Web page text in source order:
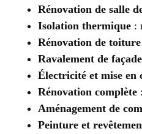
Rénovation de salle
Isolation thermique :
Rénovation de toiture
Ravalement de façade
Électricité et mise en
Rénovation complète
Aménagement de
Peinture et